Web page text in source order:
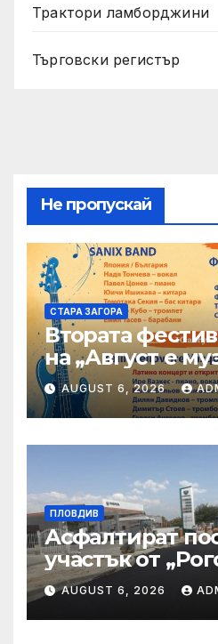
Трактори ламборджини
Търговски регистър
Не пропускай
СТАРА ЗАГОРА
Втората
на „Август е
посреща
Трио
AUGUST 6, 2026
ПЛОВДИВ
Асфалтират
участък от
AUGUST 6, 2026